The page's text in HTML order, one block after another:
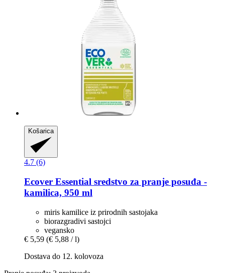
Košarica
4.7 (6)
Ecover Essential sredstvo za pranje posuđa -​
kamilica, 950 ml
miris kamilice iz prirodnih sastojaka
biorazgradivi sastojci
vegansko
€ 5,59 (€ 5,88 / l)
Dostava do 12. kolovoza